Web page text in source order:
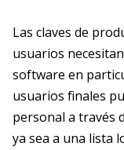
Las claves de
usuarios
software en
usuarios finales
personal a través
ya sea a una lista